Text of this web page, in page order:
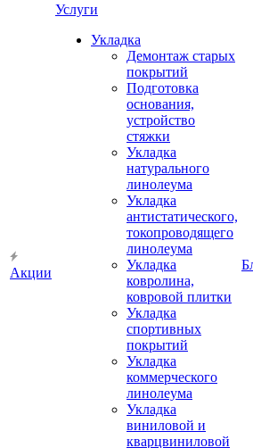
Акции
Услуги
Укладка
Демонтаж старых
покрытий
Подготовка
основания,
устройство
стяжки
Укладка
натурального
линолеума
Укладка
антистатического,
токопроводящего
линолеума
Укладка
ковролина,
ковровой плитки
Укладка
спортивных
покрытий
Укладка
коммерческого
линолеума
Укладка
виниловой и
кварцвиниловой